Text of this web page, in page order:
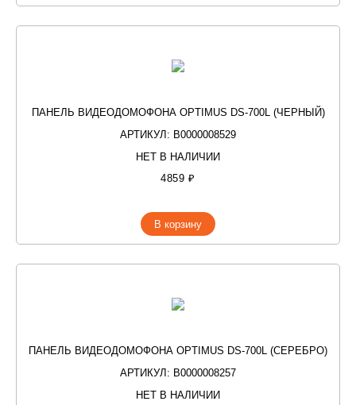
ПАНЕЛЬ ВИДЕОДОМОФОНА OPTIMUS DS-700L (ЧЕРНЫЙ)
АРТИКУЛ: В0000008529
НЕТ В НАЛИЧИИ
4859 ₽
В корзину
ПАНЕЛЬ ВИДЕОДОМОФОНА OPTIMUS DS-700L (СЕРЕБРО)
АРТИКУЛ: В0000008257
НЕТ В НАЛИЧИИ